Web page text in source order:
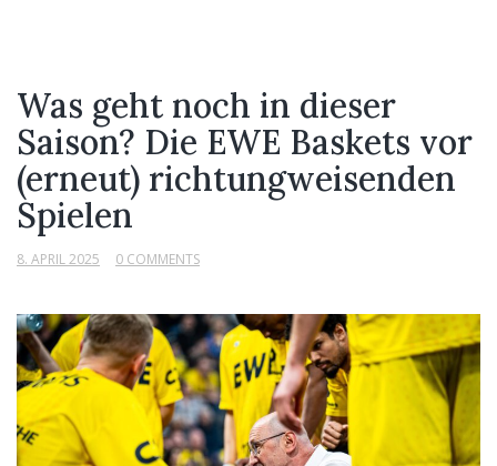
Was geht noch in dieser
Saison? Die EWE Baskets vor
(erneut) richtungweisenden
Spielen
8. APRIL 2025 0 COMMENTS